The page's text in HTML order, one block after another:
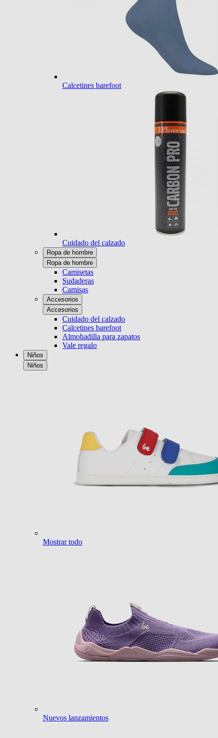
Calcetines barefoot
Cuidado del calzado
Ropa de hombre
Ropa de hombre
Camisetas
Sudaderas
Camisas
Accesorios
Accesorios
Cuidado del calzado
Calcetines barefoot
Almohadilla para zapatos
Vale regalo
Niños
Niños
Mostrar todo
Nuevos lanzamientos